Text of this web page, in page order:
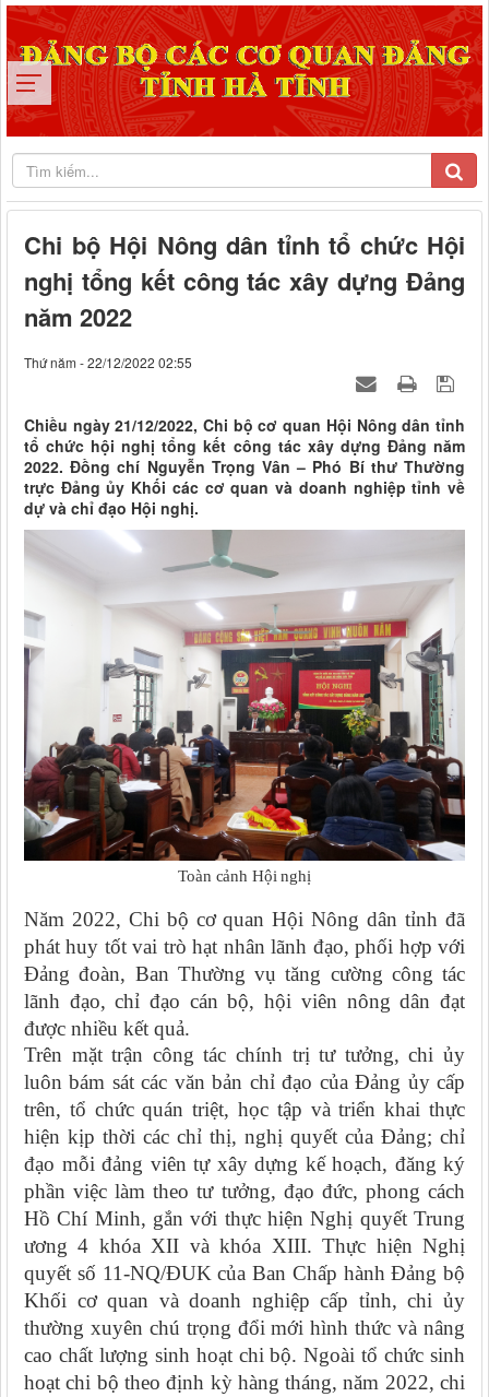
Chi bộ Hội Nông dân tỉnh tổ chức Hội
nghị tổng kết công tác xây dựng Đảng
năm 2022
Thứ năm - 22/12/2022 02:55
Chiều ngày 21/12/2022, Chi bộ cơ quan Hội Nông dân tỉnh
tổ chức hội nghị tổng kết công tác xây dựng Đảng năm
2022. Đồng chí Nguyễn Trọng Vân – Phó Bí thư Thường
trực Đảng ủy Khối các cơ quan và doanh nghiệp tỉnh về
dự và chỉ đạo Hội nghị.
Toàn cảnh Hội nghị
Năm 2022, Chi bộ cơ quan Hội Nông dân tỉnh đã
phát huy tốt vai trò hạt nhân lãnh đạo, phối hợp với
Đảng đoàn, Ban Thường vụ tăng cường công tác
lãnh đạo, chỉ đạo cán bộ, hội viên nông dân đạt
được nhiều kết quả.
Trên mặt trận công tác chính trị tư tưởng, chi ủy
luôn bám sát các văn bản chỉ đạo của Đảng ủy cấp
trên, tổ chức quán triệt, học tập và triển khai thực
hiện kịp thời các chỉ thị, nghị quyết của Đảng; chỉ
đạo mỗi đảng viên tự xây dựng kế hoạch, đăng ký
phần việc làm theotư tưởng, đạo đức, phong cách
Hồ Chí Minh, gắn với thực hiện Nghị quyết Trung
ương 4 khóa XII và khóa XIII.Thực hiện Nghị
quyết số 11-NQ/ĐUK của Ban Chấp hành Đảng bộ
Khối cơ quan và doanh nghiệp cấp tỉnh, chi ủy
thường xuyên chú trọng đổi mới hình thức và nâng
cao chất lượng sinh hoạt chi bộ.Ngoài tổ chức sinh
hoạt chi bộ theo định kỳ hàng tháng, năm 2022, chi